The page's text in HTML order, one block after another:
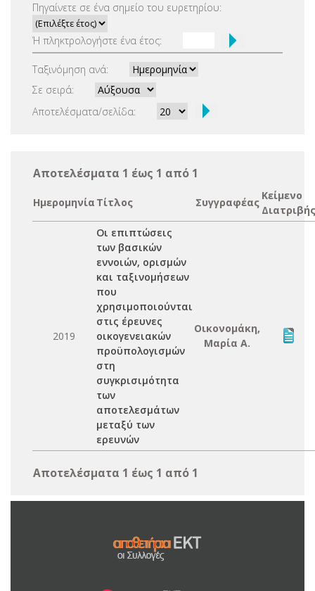
Πηγαίνετε σε ένα σημείο του ευρετηρίου:
Ή πληκτρολογήστε ένα έτος:
Ταξινόμηση ανά:
Σε σειρά:
Αποτελέσματα/σελίδα:
Αποτελέσματα 1 έως 1 από 1
Ημερομηνία Τίτλος Συγγραφέας
Κείμενο
Διατριβής
2019
Οι επιπτώσεις
των βασικών
εννοιών, ορισμών
και ταξινομήσεων
που
χρησιμοποιούνται
στις έρευνες
οικογενειακών
προϋπολογισμών
στη
συγκρισιμότητα
των
αποτελεσμάτων
μεταξύ των
ερευνών
Οικονομάκη,
Μαρία Α.
Αποτελέσματα 1 έως 1 από 1